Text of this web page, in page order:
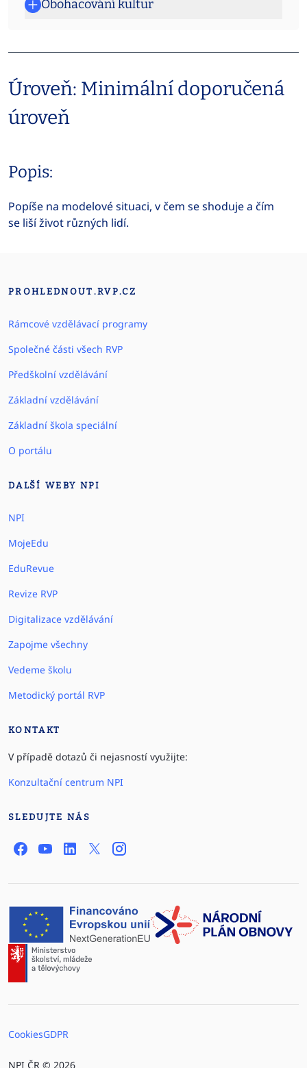
Obohacování kultur
Úroveň: Minimální doporučená
úroveň
Popis:
Popíše na modelové situaci, v čem se shoduje a čím
se liší život různých lidí.
PROHLEDNOUT.RVP.CZ
Rámcové vzdělávací programy
Společné části všech RVP
Předškolní vzdělávání
Základní vzdělávání
Základní škola speciální
O portálu
DALŠÍ WEBY NPI
NPI
MojeEdu
EduRevue
Revize RVP
Digitalizace vzdělávání
Zapojme všechny
Vedeme školu
Metodický portál RVP
KONTAKT
V případě dotazů či nejasností využijte:
Konzultační centrum NPI
SLEDUJTE NÁS
CookiesGDPR
NPI ČR © 2026